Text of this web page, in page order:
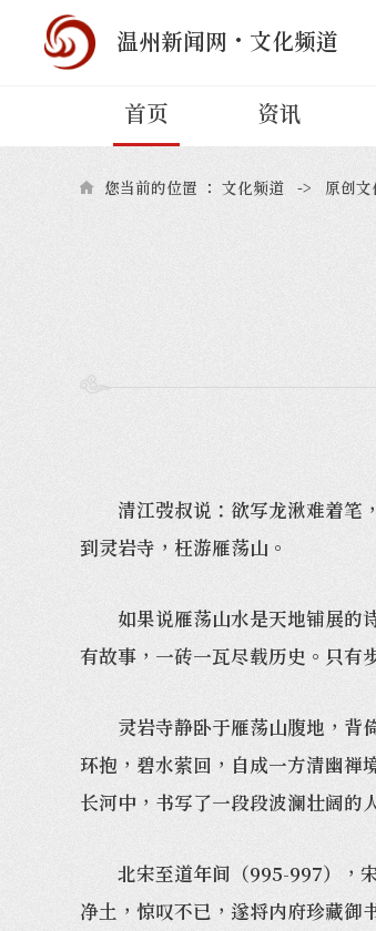
温州新闻网 · 文化频道
首页 资讯
您当前的位置 ： 文化频道 -> 原创文
清江弢叔说：欲写龙湫难着笔，
到灵岩寺，枉游雁荡山。
如果说雁荡山水是天地铺展的诗
有故事，一砖一瓦尽载历史。只有
灵岩寺静卧于雁荡山腹地，背倚
环抱，碧水萦回，自成一方清幽禅
长河中，书写了一段段波澜壮阔的
北宋至道年间（995-997），宋
净土，惊叹不已，遂将内府珍藏御